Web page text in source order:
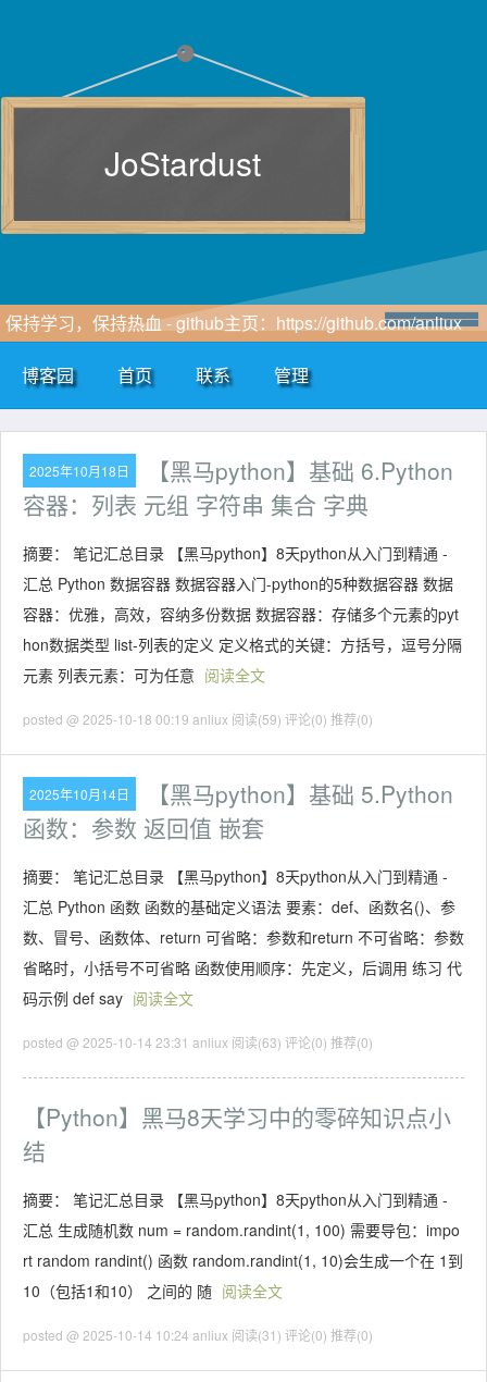
JoStardust
保持学习，保持热血 - github主页：https://github.com/anliux
博客园 首页 联系 管理
2025年10月18日
【黑马python】基础 6.Python
容器：列表 元组 字符串 集合 字典
摘要： 笔记汇总目录 【黑马python】8天python从入门到精通 -
汇总 Python 数据容器 数据容器入门-python的5种数据容器 数据
容器：优雅，高效，容纳多份数据 数据容器：存储多个元素的pyt
hon数据类型 list-列表的定义 定义格式的关键：方括号，逗号分隔
元素 列表元素：可为任意 阅读全文
posted @ 2025-10-18 00:19 anliux 阅读(59) 评论(0) 推荐(0)
2025年10月14日
【黑马python】基础 5.Python
函数：参数 返回值 嵌套
摘要： 笔记汇总目录 【黑马python】8天python从入门到精通 -
汇总 Python 函数 函数的基础定义语法 要素：def、函数名()、参
数、冒号、函数体、return 可省略：参数和return 不可省略：参数
省略时，小括号不可省略 函数使用顺序：先定义，后调用 练习 代
码示例 def say 阅读全文
posted @ 2025-10-14 23:31 anliux 阅读(63) 评论(0) 推荐(0)
【Python】黑马8天学习中的零碎知识点小
结
摘要： 笔记汇总目录 【黑马python】8天python从入门到精通 -
汇总 生成随机数 num = random.randint(1, 100) 需要导包：impo
rt random randint() 函数 random.randint(1, 10)会生成一个在 1到
10（包括1和10） 之间的 随 阅读全文
posted @ 2025-10-14 10:24 anliux 阅读(31) 评论(0) 推荐(0)